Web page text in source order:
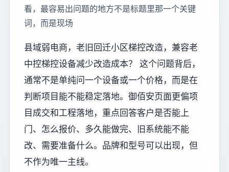
看，最容易出问题的地方不是标题里那一个关键
词，而是现场
县域弱电商，老旧回迁小区梯控改造，兼容老
中控梯控设备减少改造成本？ 这个问题背后，
通常不是单纯问一个设备或一个价格，而是在
判断项目能不能稳定落地。御佰安页面更偏项
目成交和工程落地，重点回答客户是否能上
门、怎么报价、多久能做完、旧系统能不能
改、需要准备什么。品牌和型号可以出现，但
不作为唯一主线。